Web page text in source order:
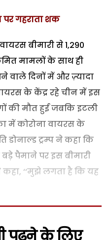
गहराता शक
बीमारी से 1,290
मामलों के साथ ही
वाले दिनों में और ज़्यादा
के केंद्र रहे चीन में इस
की मौत हुई जबकि इटली
में कोरोना वायरस के
डोनाल्ड ट्रम्प ने कहा कि
पैमाने पर इस बीमारी
‘‘मुझे लगता है कि यह
पढ़ने के लिए